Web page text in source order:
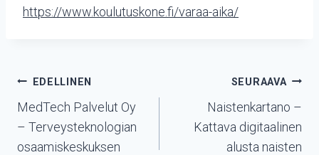
https://www.koulutuskone.fi/varaa-aika/
Artikkelien
selaus
EDELLINEN
MedTech Palvelut Oy
– Terveysteknologian
osaamiskeskuksen
SEURAAVA
Naistenkartano –
Kattava digitaalinen
alusta naisten